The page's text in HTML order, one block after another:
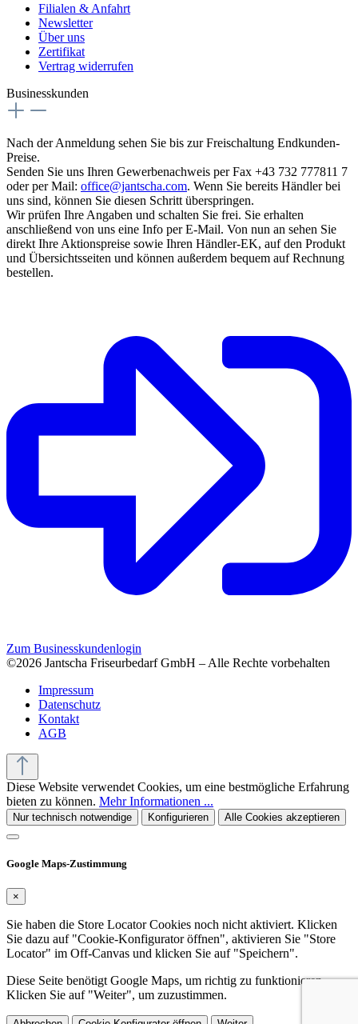
Filialen & Anfahrt
Newsletter
Über uns
Zertifikat
Vertrag widerrufen
Businesskunden
Nach der Anmeldung sehen Sie bis zur Freischaltung Endkunden-
Preise.
Senden Sie uns Ihren Gewerbenachweis per Fax +43 732 777811 7
oder per Mail: office@jantscha.com. Wenn Sie bereits Händler bei
uns sind, können Sie diesen Schritt überspringen.
Wir prüfen Ihre Angaben und schalten Sie frei. Sie erhalten
anschließend von uns eine Info per E-Mail. Von nun an sehen Sie
direkt Ihre Aktionspreise sowie Ihren Händler-EK, auf den Produkt
und Übersichtsseiten und können außerdem bequem auf Rechnung
bestellen.
Zum Businesskundenlogin
©2026 Jantscha Friseurbedarf GmbH – Alle Rechte vorbehalten
Impressum
Datenschutz
Kontakt
AGB
Diese Website verwendet Cookies, um eine bestmögliche Erfahrung
bieten zu können. Mehr Informationen ...
Nur technisch notwendige Konfigurieren Alle Cookies akzeptieren
Google Maps-Zustimmung
×
Sie haben die Store Locator Cookies noch nicht aktiviert. Klicken
Sie dazu auf "Cookie-Konfigurator öffnen", aktivieren Sie "Store
Locator" im Off-Canvas und klicken Sie auf "Speichern".
Diese Seite benötigt Google Maps, um richtig zu funktionieren.
Klicken Sie auf "Weiter", um zuzustimmen.